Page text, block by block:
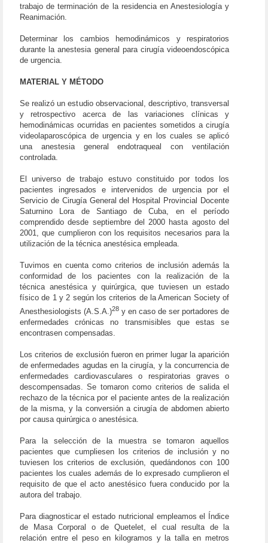
trabajo de terminación de la residencia en Anestesiología y
Reanimación.
Determinar los cambios hemodinámicos y respiratorios
durante la anestesia general para cirugía videoendoscópica
de urgencia.
MATERIAL Y MÉTODO
Se realizó un estudio observacional, descriptivo, transversal
y retrospectivo acerca de las variaciones clínicas y
hemodinámicas ocurridas en pacientes sometidos a cirugía
videolaparoscópica de urgencia y en los cuales se aplicó
una anestesia general endotraqueal con ventilación
controlada.
El universo de trabajo estuvo constituido por todos los
pacientes ingresados e intervenidos de urgencia por el
Servicio de Cirugía General del Hospital Provincial Docente
Saturnino Lora de Santiago de Cuba, en el período
comprendido desde septiembre del 2000 hasta agosto del
2001, que cumplieron con los requisitos necesarios para la
utilización de la técnica anestésica empleada.
Tuvimos en cuenta como criterios de inclusión además la
conformidad de los pacientes con la realización de la
técnica anestésica y quirúrgica, que tuviesen un estado
físico de 1 y 2 según los criterios de la American Society of
Anesthesiologists (A.S.A.)28 y en caso de ser portadores de
enfermedades crónicas no transmisibles que estas se
encontrasen compensadas.
Los criterios de exclusión fueron en primer lugar la aparición
de enfermedades agudas en la cirugía, y la concurrencia de
enfermedades cardiovasculares o respiratorias graves o
descompensadas. Se tomaron como criterios de salida el
rechazo de la técnica por el paciente antes de la realización
de la misma, y la conversión a cirugía de abdomen abierto
por causa quirúrgica o anestésica.
Para la selección de la muestra se tomaron aquellos
pacientes que cumpliesen los criterios de inclusión y no
tuviesen los criterios de exclusión, quedándonos con 100
pacientes los cuales además de lo expresado cumplieron el
requisito de que el acto anestésico fuera conducido por la
autora del trabajo.
Para diagnosticar el estado nutricional empleamos el Índice
de Masa Corporal o de Quetelet, el cual resulta de la
relación entre el peso en kilogramos y la talla en metros